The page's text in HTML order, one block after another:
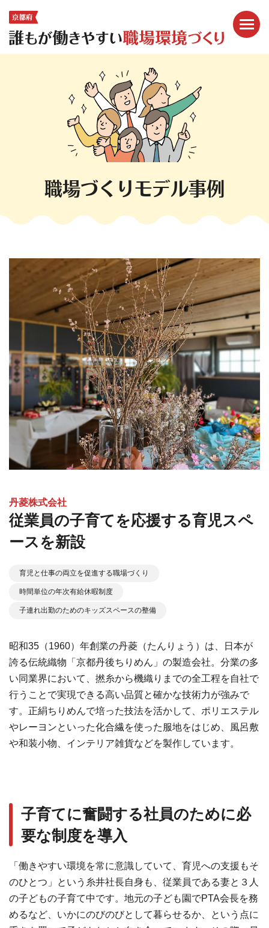
メニ
職場づくりモデル事例
丹菱株式会社
従業員の子育てを応援する育児スペ
ースを新設
育児と仕事の両立を促進する職場づくり
時間単位の年次有給休暇制度
子連れ出勤のためのキッズスペースの整備
昭和35（1960）年創業の丹菱（たんりょう）は、日本が
誇る伝統織物「京都丹後ちりめん」の製造会社。分業の多
い同業界において、撚糸から機織りまでの全工程を自社で
行うことで実現できる高い品質と確かな技術力が強みで
す。正絹ちりめんで培った技法を活かして、ポリエステル
やレーヨンといった化合繊を使った服地をはじめ、風呂敷
や和装小物、インテリア雑貨などを製作しています。
子育てに奮闘する社員のために必
要な制度を導入
「働きやすい環境を常に意識していて、育児への支援もそ
のひとつ」という糸井社長自身も、従業員である妻と３人
の子どもの子育て中です。地元の子ども園でPTA会長を務
めるなど、いかにのびのびとして暮らせるか、という点に